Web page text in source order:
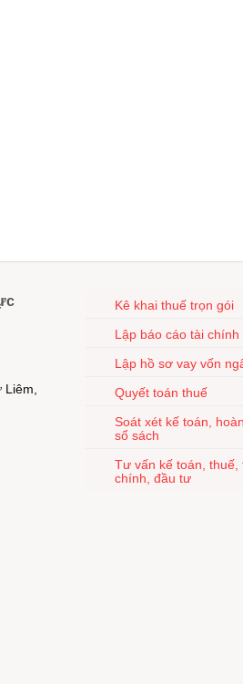
Kê khai thuế trọn gói
Lập báo cáo tài chính
Lập hồ sơ vay vốn
Quyết toán thuế
Soát xét kế toán,
sổ sách
Tư vấn kế toán, thuế,
chính, đầu tư